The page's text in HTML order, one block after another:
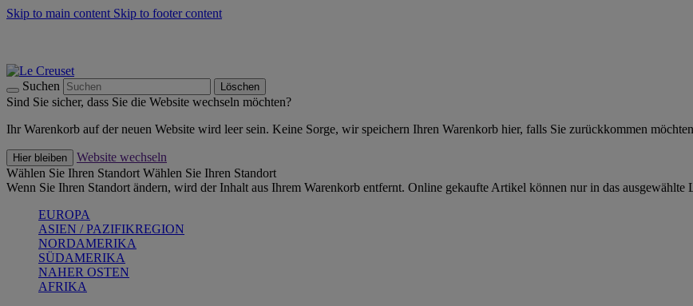
Skip to main content Skip to footer content
Suchen Löschen
Sind Sie sicher, dass Sie die Website wechseln möchten?
Ihr Warenkorb auf der neuen Website wird leer sein. Keine Sorge, wir speichern Ihren Warenkorb hier, falls Sie zurückkommen
Hier bleiben
Website wechseln
Wählen Sie Ihren Standort Wählen Sie Ihren Standort
Wenn Sie Ihren Standort ändern, wird der Inhalt aus Ihrem Warenkorb entfernt. Online gekaufte Artikel können nur in das ausgewählte
EUROPA
ASIEN / PAZIFIKREGION
NORDAMERIKA
SÜDAMERIKA
NAHER OSTEN
AFRIKA